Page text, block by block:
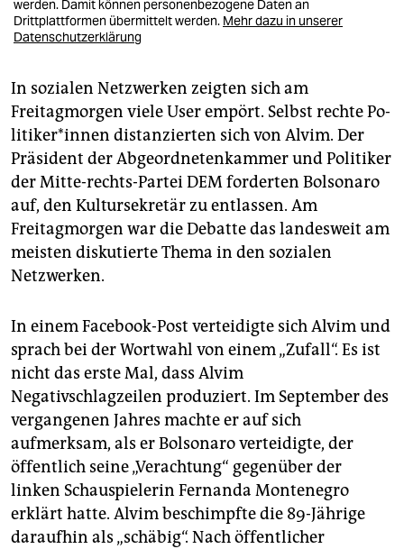
werden. Damit können personenbezogene Daten an
Drittplattformen übermittelt werden. Mehr dazu in unserer
Datenschutzerklärung
In sozialen Netzwerken zeigten sich am
Freitagmorgen viele Use­r empört. Selbst rechte Po­
li­ti­ke­r*in­nen distanzierten sich von Alvim. Der
Präsident der Abgeordnetenkammer und Politiker
der Mitte-rechts-Partei DEM forderten Bolsonaro
auf, den Kultursekretär zu entlassen. Am
Freitagmorgen war die Debatte das landesweit am
meisten diskutierte Thema in den sozialen
Netzwerken.
In einem Facebook-Post verteidigte sich Alvim und
sprach bei der Wortwahl von einem „Zufall“. Es ist
nicht das erste Mal, dass Alvim
Negativschlagzeilen produziert. Im September des
vergangenen Jahres machte er auf sich
aufmerksam, als er Bolsonaro verteidigte, der
öffentlich seine „Verachtung“ gegenüber der
linken Schauspielerin Fernanda Montenegro
erklärt hatte. Alvim beschimpfte die 89-Jährige
daraufhin als „schäbig“. Nach öffentlicher